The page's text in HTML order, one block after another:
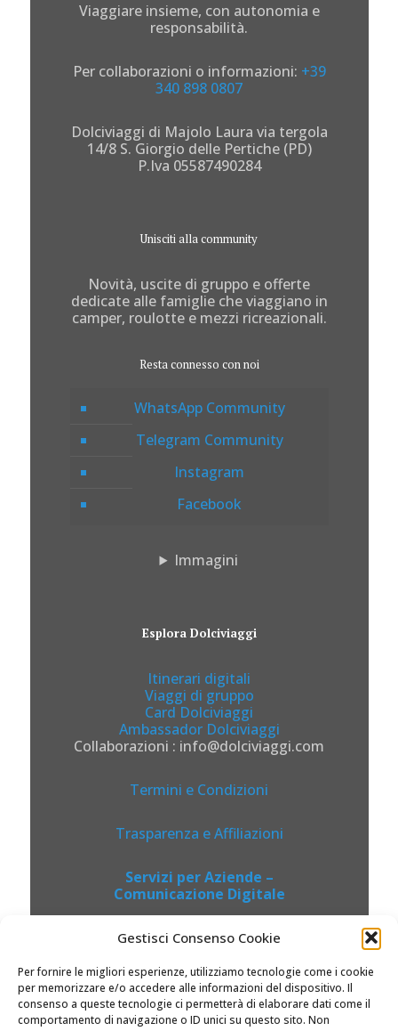
Gestisci Consenso Cookie
Per fornire le migliori esperienze, utilizziamo tecnologie come i cookie
per memorizzare e/o accedere alle informazioni del dispositivo. Il
consenso a queste tecnologie ci permetterà di elaborare dati come il
comportamento di navigazione o ID unici su questo sito. Non
Viaggiare insieme, con autonomia e
responsabilità.
Per collaborazioni o informazioni: +39
340 898 0807
Dolciviaggi di Majolo Laura via tergola
14/8 S. Giorgio delle Pertiche (PD)
P.Iva 05587490284
Unisciti alla community
Novità, uscite di gruppo e offerte
dedicate alle famiglie che viaggiano in
camper, roulotte e mezzi ricreazionali.
Resta connesso con noi
WhatsApp Community
Telegram Community
Instagram
Facebook
Immagini
Esplora Dolciviaggi
Itinerari digitali
Viaggi di gruppo
Card Dolciviaggi
Ambassador Dolciviaggi
Collaborazioni : info@dolciviaggi.com
Termini e Condizioni
Trasparenza e Affiliazioni
Servizi per Aziende –
Comunicazione Digitale